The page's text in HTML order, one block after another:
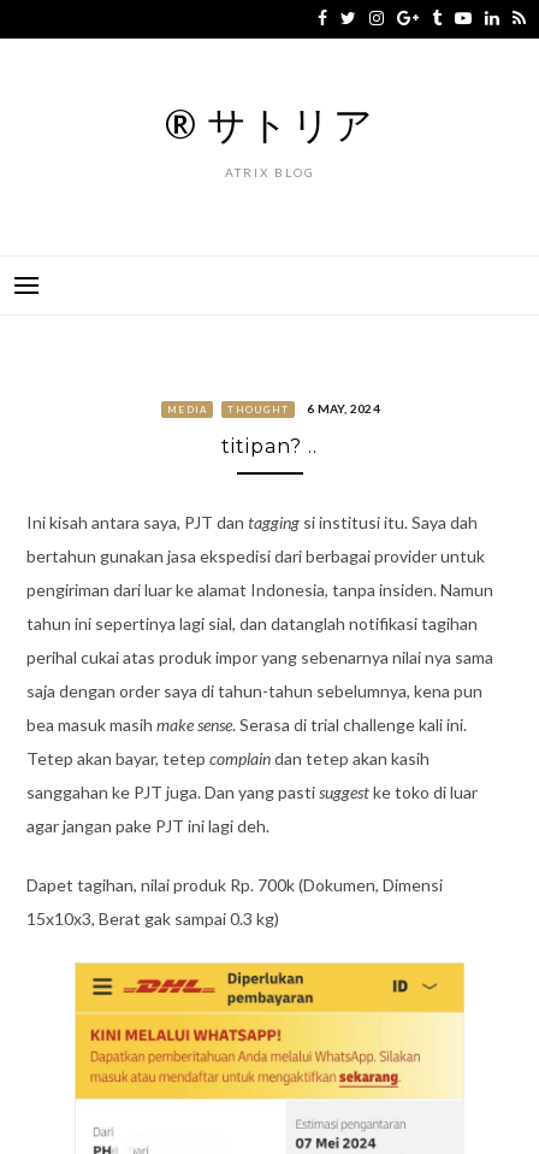
to
® サトリア
ATRIX BLOG
MEDIA THOUGHT 6 MAY, 2024
titipan? ..
Ini kisah antara saya, PJT dan taggingsi institusi itu. Saya dah
bertahun gunakan jasa ekspedisi dari berbagai provider untuk
pengiriman dari luar ke alamat Indonesia, tanpa insiden. Namun
tahun ini sepertinya lagi sial, dan datanglah notifikasi tagihan
perihal cukai atas produk impor yang sebenarnya nilai nya sama
saja dengan order saya di tahun-tahun sebelumnya, kena pun
bea masuk masih make sense. Serasa di trial challenge kali ini.
Tetep akan bayar, tetep complaindan tetep akan kasih
sanggahan ke PJT juga. Dan yang pastisuggestke toko di luar
agar jangan pake PJT ini lagi deh.
Dapet tagihan, nilai produk Rp. 700k (Dokumen, Dimensi
15x10x3, Berat gak sampai 0.3 kg)